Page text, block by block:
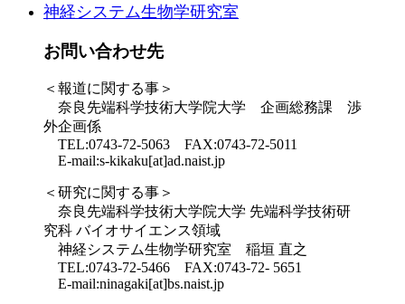
神経システム生物学研究室
お問い合わせ先
＜ 報道に関する事 ＞
奈良先端科学技術大学院大学 企画総務課 渉
外企画係
TEL:0743-72-5063 FAX:0743-72-5011
E-mail:s-kikaku[at]ad.naist.jp
＜ 研究に関する事 ＞
奈良先端科学技術大学院大学 先端科学技術研
究科 バイオサイエンス領域
神経システム生物学研究室 稲垣 直之
TEL:0743-72-5466 FAX:0743-72- 5651
E-mail:ninagaki[at]bs.naist.jp